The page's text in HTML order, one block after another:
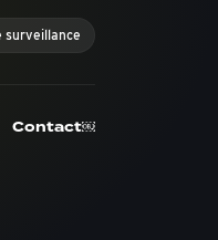
surveillance
Contact￼